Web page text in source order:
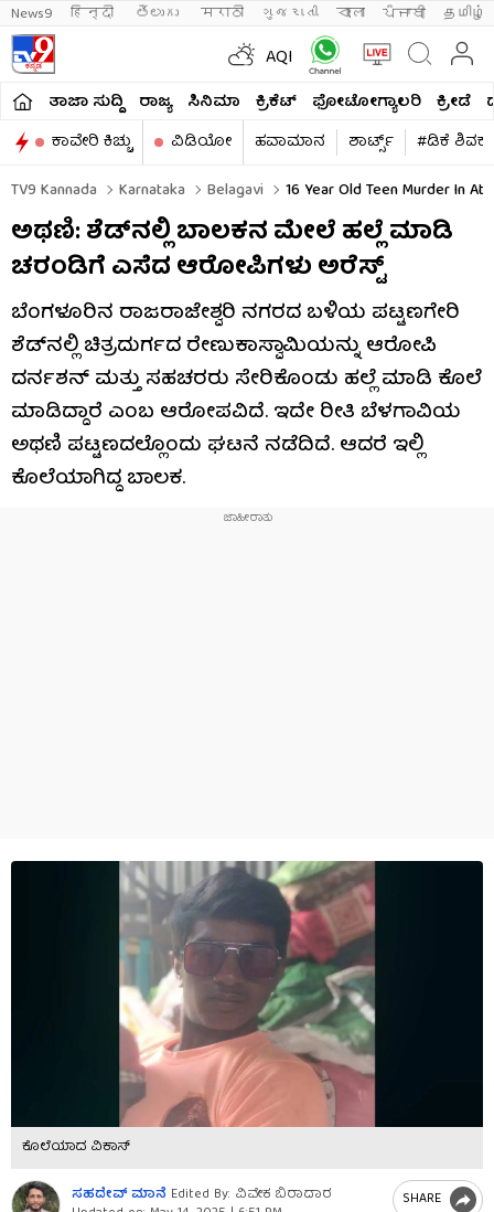
News9 हिन्दी తెలుగు मराठी ગુજરાતી বাংলা ਪੰਜਾਬੀ தமிழ்
AQI
ತಾಜಾ ಸುದ್ದಿ ರಾಜ್ಯ ಸಿನಿಮಾ ಕ್ರಿಕೆಟ್​ ಫೋಟೋಗ್ಯಾಲರಿ ಕ್ರೀಡೆ
ಕಾವೇರಿ ಕಿಚ್ಚು
ವಿಡಿಯೋ ಹವಾಮಾನ ಶಾರ್ಟ್ಸ್​
#ಡಿಕೆ
TV9 Kannada
Karnataka Belagavi 16 Year Old Teen Murder In
ಅಥಣಿ: ಶೆಡ್​ನಲ್ಲಿ ಬಾಲಕನ ಮೇಲೆ ಹಲ್ಲೆ ಮಾಡಿ
ಚರಂಡಿಗೆ ಎಸೆದ ಆರೋಪಿಗಳು ಅರೆಸ್ಟ್​
ಬೆಂಗಳೂರಿನ ರಾಜರಾಜೇಶ್ವರಿ ನಗರದ ಬಳಿಯ ಪಟ್ಟಣಗೇರಿ
ಶೆಡ್​ನಲ್ಲಿ ಚಿತ್ರದುರ್ಗದ ರೇಣುಕಾಸ್ವಾಮಿಯನ್ನು ಆರೋಪಿ
ದರ್ನಶನ್ ಮತ್ತು ಸಹಚರರು ಸೇರಿಕೊಂಡು ಹಲ್ಲೆ ಮಾಡಿ ಕೊಲೆ
ಮಾಡಿದ್ದಾರೆ ಎಂಬ ಆರೋಪವಿದೆ. ಇದೇ ರೀತಿ ಬೆಳಗಾವಿಯ
ಅಥಣಿ ಪಟ್ಟಣದಲ್ಲೊಂದು ಘಟನೆ ನಡೆದಿದೆ. ಆದರೆ ಇಲ್ಲಿ
ಕೊಲೆಯಾಗಿದ್ದ ಬಾಲಕ.
ಕೊಲೆಯಾದ ವಿಕಾಸ್​
ಸಹದೇವ್​ ಮಾನೆ Edited By: ವಿವೇಕ ಬಿರಾದಾರ
SHARE